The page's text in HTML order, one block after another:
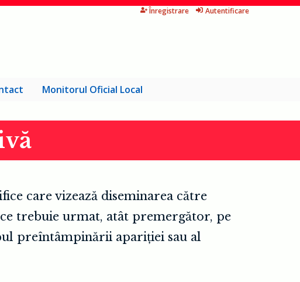
Înregistrare Autentificare
Monitorul Oficial Local
care vizează diseminarea către
trebuie urmat, atât premergător, pe
preîntâmpinării apariției sau al